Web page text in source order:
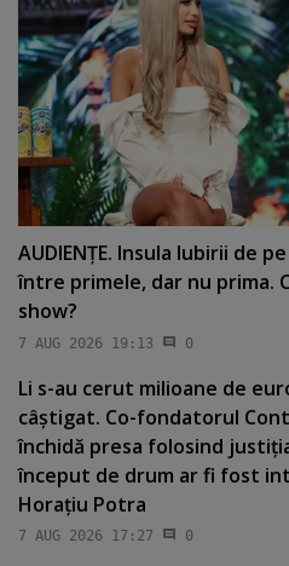
AUDIENŢE. Insula Iubirii de
între primele, dar nu prima.
show?
7 AUG 2026 19:13 0
Li s-au cerut milioane de
câştigat. Co-fondatorul
închidă presa folosind
început de drum ar fi fost
Horaţiu Potra
7 AUG 2026 17:27 0